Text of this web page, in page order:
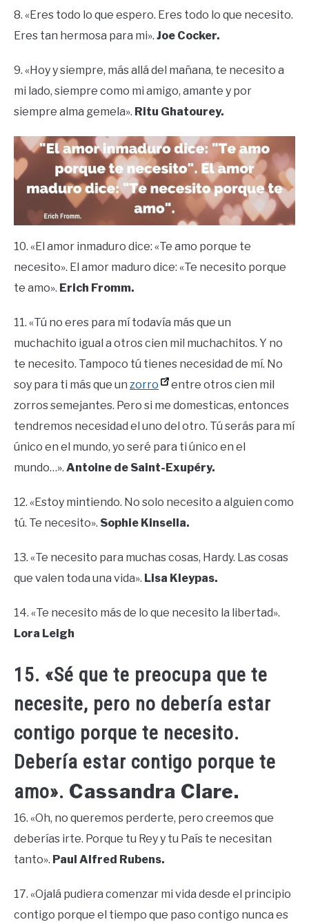
8. «Eres todo lo que espero. Eres todo lo que necesito.
Eres tan hermosa para mi». Joe Cocker.
9. «Hoy y siempre, más allá del mañana, te necesito a
mi lado, siempre como mi amigo, amante y por
siempre alma gemela». Ritu Ghatourey.
10. «El amor inmaduro dice: «Te amo porque te
necesito». El amor maduro dice: «Te necesito porque
te amo». Erich Fromm.
11. «Tú no eres para mí todavía más que un
muchachito igual a otros cien mil muchachitos. Y no
te necesito. Tampoco tú tienes necesidad de mí. No
soy para ti más que un zorro
entre otros cien mil
zorros semejantes. Pero si me domesticas, entonces
tendremos necesidad el uno del otro. Tú serás para mí
único en el mundo, yo seré para ti único en el
mundo…». Antoine de Saint-Exupéry.
12. «Estoy mintiendo. No solo necesito a alguien como
tú. Te necesito». Sophie Kinsella.
13. «Te necesito para muchas cosas, Hardy. Las cosas
que valen toda una vida». Lisa Kleypas.
14. «Te necesito más de lo que necesito la libertad».
Lora Leigh
15. «Sé que te preocupa que te
necesite, pero no debería estar
contigo porque te necesito.
Debería estar contigo porque te
amo». Cassandra Clare.
16. «Oh, no queremos perderte, pero creemos que
deberías irte. Porque tu Rey y tu País te necesitan
tanto». Paul Alfred Rubens.
17. «Ojalá pudiera comenzar mi vida desde el principio
contigo porque el tiempo que paso contigo nunca es